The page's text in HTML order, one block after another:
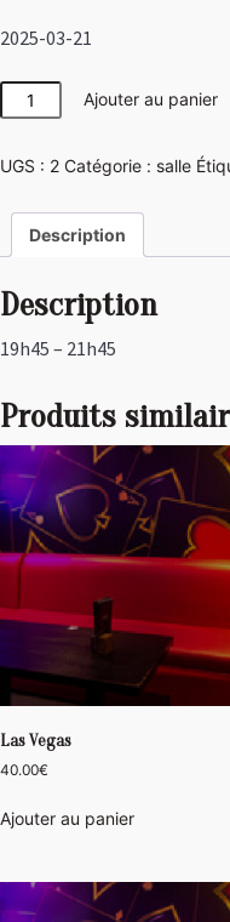
2025-03-21
quantité
de
Ajouter au panier
UGS : 2 Catégorie : salle
Description
Description
19h45 – 21h45
Produits
Las Vegas
40.00€
Ajouter au panier